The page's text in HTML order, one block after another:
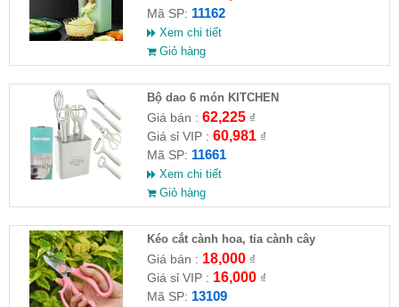
Mã SP: 11162
Xem chi tiết
Giỏ hàng
Bộ dao 6 món KITCHEN
Giá bán : 62,225₫
Giá sỉ VIP : 60,981₫
Mã SP: 11661
Xem chi tiết
Giỏ hàng
Kéo cắt cành hoa, tỉa cành cây
Giá bán : 18,000₫
Giá sỉ VIP : 16,000₫
Mã SP: 13109